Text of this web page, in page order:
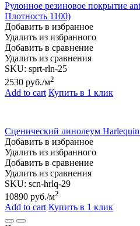
Рулонное резиновое покрытие
Плотность 1100)
Добавить в избранное
Удалить из избранного
Добавить в сравнение
Удалить из сравнения
SKU: sprt-rln-25
2530 руб./м2
Add to cart Купить в 1 клик
Сценический линолеум
Добавить в избранное
Удалить из избранного
Добавить в сравнение
Удалить из сравнения
SKU: scn-hrlq-29
10890 руб./м2
Add to cart Купить в 1 клик